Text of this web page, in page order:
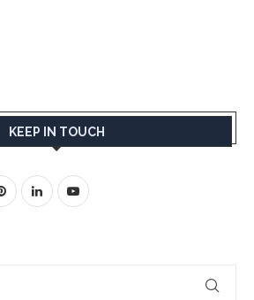
KEEP IN TOUCH